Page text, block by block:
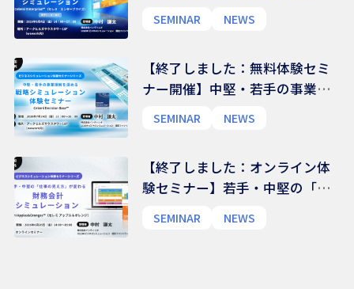
SEMINAR NEWS
【終了しました：無料体験セミ
ナー開催】中堅・若手の事業理
SEMINAR NEWS
【終了しました：オンライン体
験セミナー】若手・中堅の「仕
シミュレーション
SEMINAR NEWS